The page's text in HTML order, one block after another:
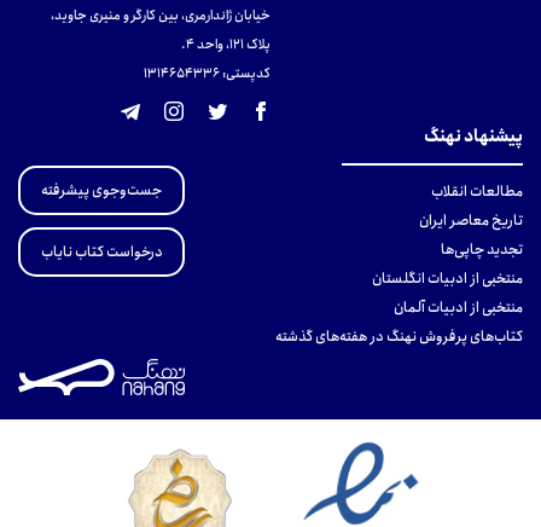
خیابان ژاندارمری، بین کارگر و منیری جاوید،
پلاک 121، واحد ۴.
کدپستی: 131465433۶
پیشنهاد نهنگ
مطالعات انقلاب
تاریخ معاصر ایران
تجدید چاپی‌ها
منتخبی از ادبیات انگلستان
منتخبی از ادبیات آلمان
کتاب‌های پرفروش نهنگ در هفته‌های گذشته
جست‌وجوی پیشرفته
درخواست کتاب نایاب